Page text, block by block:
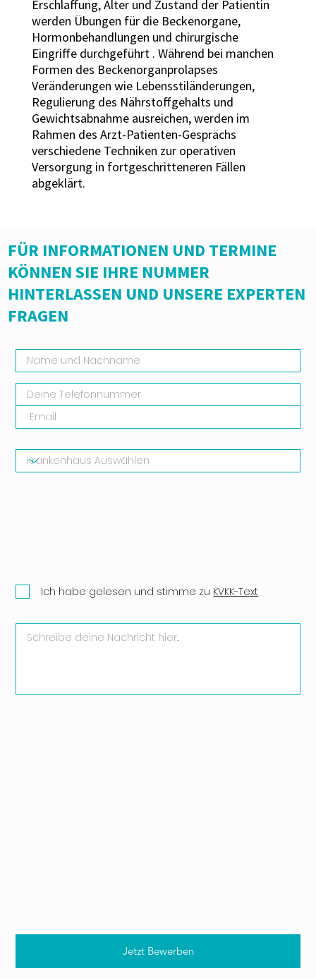
Erschlaffung, Alter und Zustand der Patientin
werden Übungen für die Beckenorgane,
Hormonbehandlungen und chirurgische
Eingriffe durchgeführt . Während bei manchen
Formen des Beckenorganprolapses
Veränderungen wie Lebensstiländerungen,
Regulierung des Nährstoffgehalts und
Gewichtsabnahme ausreichen, werden im
Rahmen des Arzt-Patienten-Gesprächs
verschiedene Techniken zur operativen
Versorgung in fortgeschritteneren Fällen
abgeklärt.
FÜR INFORMATIONEN UND TERMINE
KÖNNEN SIE IHRE NUMMER
HINTERLASSEN UND UNSERE EXPERTEN
FRAGEN
Jetzt Bewerben
Ich habe gelesen und stimme zu KVKK-Text